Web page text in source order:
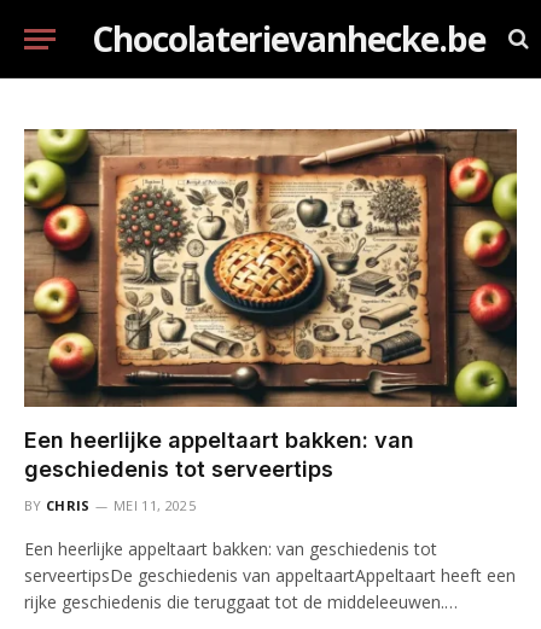
Chocolaterievanhecke.be
Een heerlijke appeltaart bakken: van
geschiedenis tot serveertips
BY CHRIS MEI 11, 2025
Een heerlijke appeltaart bakken: van geschiedenis tot
serveertipsDe geschiedenis van appeltaartAppeltaart heeft een
rijke geschiedenis die teruggaat tot de middeleeuwen.…